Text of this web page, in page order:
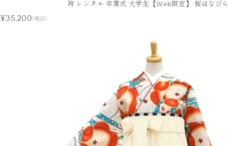
袴 レンタル 卒業式 大学生【Web限定】 桜はなび
¥35,200(税込)